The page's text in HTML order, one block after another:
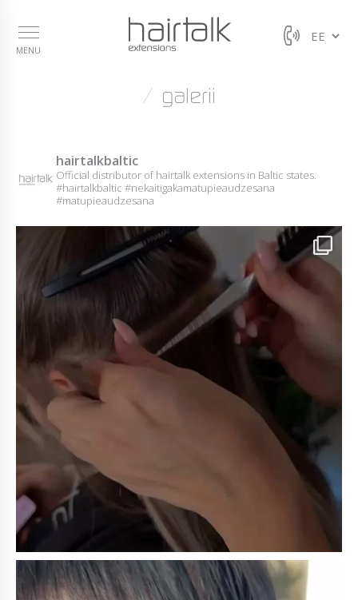
MENU
galerii
hairtalkbaltic
Official distributor of hairtalk extensions in Baltic states.
#hairtalkbaltic #nekaitigakamatupieaudzesana
#matupieaudzesana